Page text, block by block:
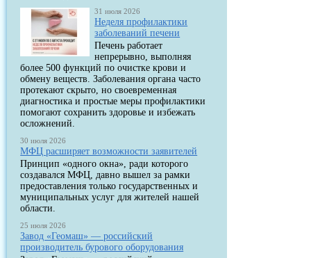
31 июля 2026
Неделя профилактики
заболеваний печени
Печень работает
непрерывно, выполняя
более 500 функций по очистке крови и
обмену веществ. Заболевания органа часто
протекают скрыто, но своевременная
диагностика и простые меры профилактики
помогают сохранить здоровье и избежать
осложнений.
30 июля 2026
МФЦ расширяет возможности заявителей
Принцип «одного окна», ради которого
создавался МФЦ, давно вышел за рамки
предоставления только государственных и
муниципальных услуг для жителей нашей
области.
25 июля 2026
Завод «Геомаш» — российский
производитель бурового оборудования